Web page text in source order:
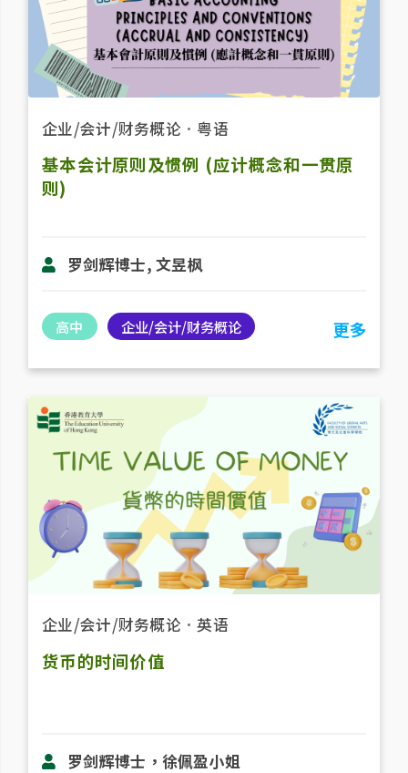
企业/会计/财务概论 ． 粤语
基本会计原则及惯例 (应计概念和一贯原
则)
罗剑辉博士, 文昱枫
高中 企业/会计/财务概论 更多
企业/会计/财务概论 ．英语
货币的时间价值
罗剑辉博士，徐佩盈小姐